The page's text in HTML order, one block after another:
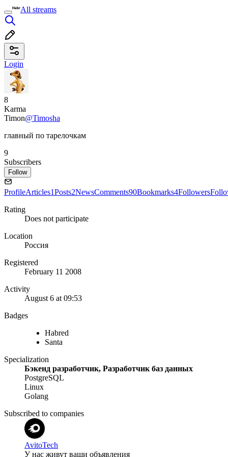
All streams
Login
8
Karma
Timon@Timosha
главный по тарелочкам
9
Subscribers
Follow
ProfileArticles1Posts2NewsComments90Bookmarks4Followers
Rating
Does not participate
Location
Россия
Registered
February 11 2008
Activity
August 6 at 09:53
Badges
Habred
Santa
Specialization
Бэкенд разработчик, Разработчик баз данных
PostgreSQL
Linux
Golang
Subscribed to companies
AvitoTech
У нас живут ваши объявления